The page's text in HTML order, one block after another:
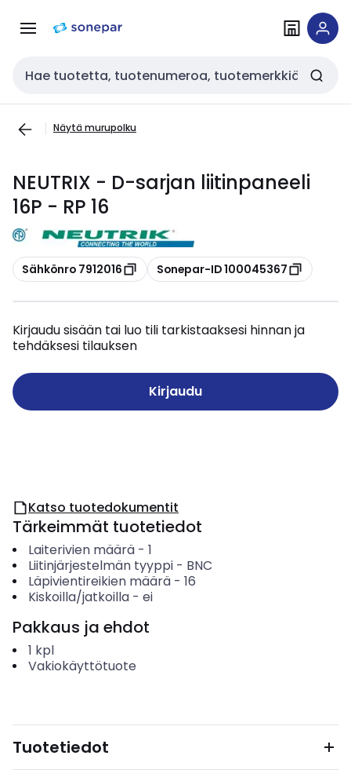
navigointiinsisältöön
Haku
Näytä murupolku
NEUTRIX - D-sarjan liitinpaneeli
16P - RP 16
Kopioi
Sähkönro 7912016 Kopioi
Sonepar-ID 100045367
Kirjaudu sisään tai luo tili tarkistaaksesi hinnan ja
tehdäksesi tilauksen
Kirjaudu
Katso tuotedokumentit
Tärkeimmät tuotetiedot
Laiterivien määrä- 1
Liitinjärjestelmän tyyppi- BNC
Läpivientireikien määrä- 16
Kiskoilla/jatkoilla- ei
Pakkaus ja ehdot
1 kpl
Vakiokäyttötuote
Tuotetiedot